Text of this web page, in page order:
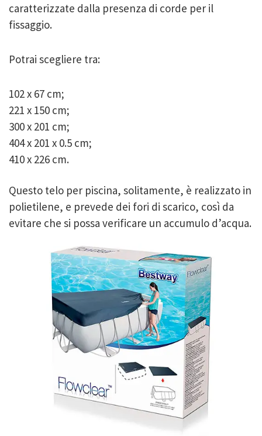
caratterizzate dalla presenza di corde per il
fissaggio.
Potrai scegliere tra:
102 x 67 cm;
221 x 150 cm;
300 x 201 cm;
404 x 201 x 0.5 cm;
410 x 226 cm.
Questo telo per piscina, solitamente, è realizzato in
polietilene, e prevede dei fori di scarico, così da
evitare che si possa verificare un accumulo d’acqua.